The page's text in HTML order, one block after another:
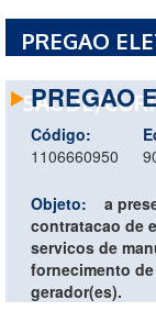
PREGAO
SAUDE/
PREGAO
Código:
1106660950
Objeto:
a
contratacao de
servicos de
fornecimento
gerador(es).